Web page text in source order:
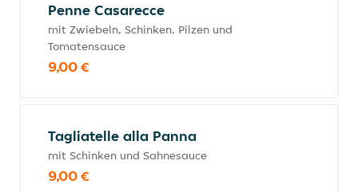
Penne Casarecce
mit Zwiebeln, Schinken, Pilzen und
Tomatensauce
9,00 €
Tagliatelle alla Panna
mit Schinken und Sahnesauce
9,00 €